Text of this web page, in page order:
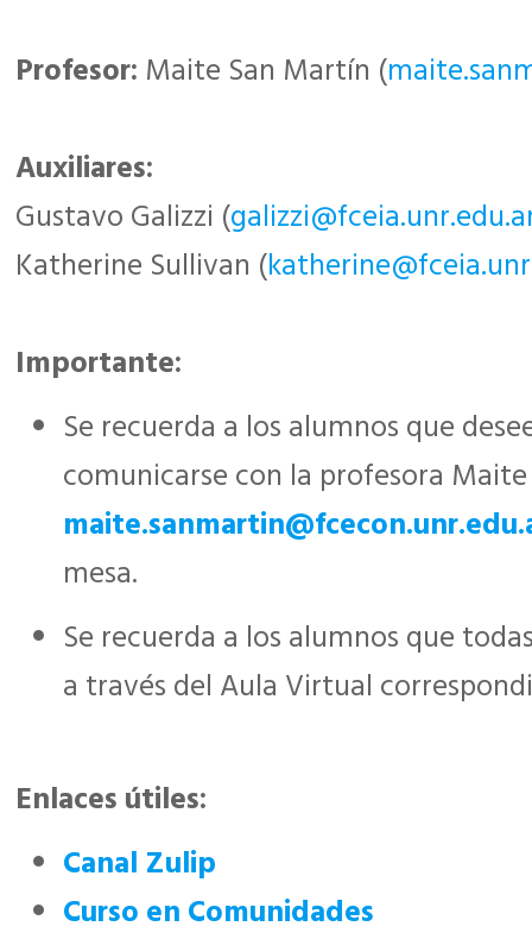
Profesor: Maite San Martín (
Auxiliares:
Gustavo Galizzi (
Katherine Sullivan (
Importante:
Se recuerda a los alumnos que
comunicarse con la profesora
mesa.
Se recuerda a los alumnos que
a través del Aula Virtual
Enlaces útiles:
Canal Zulip
Curso en Comunidades